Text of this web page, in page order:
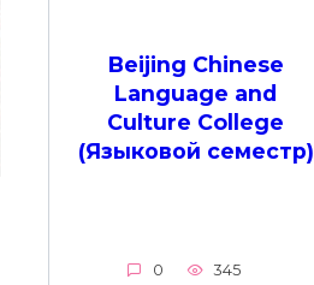
Beijing Chinese
Language and
Culture College
(Языковой семестр)
0 345